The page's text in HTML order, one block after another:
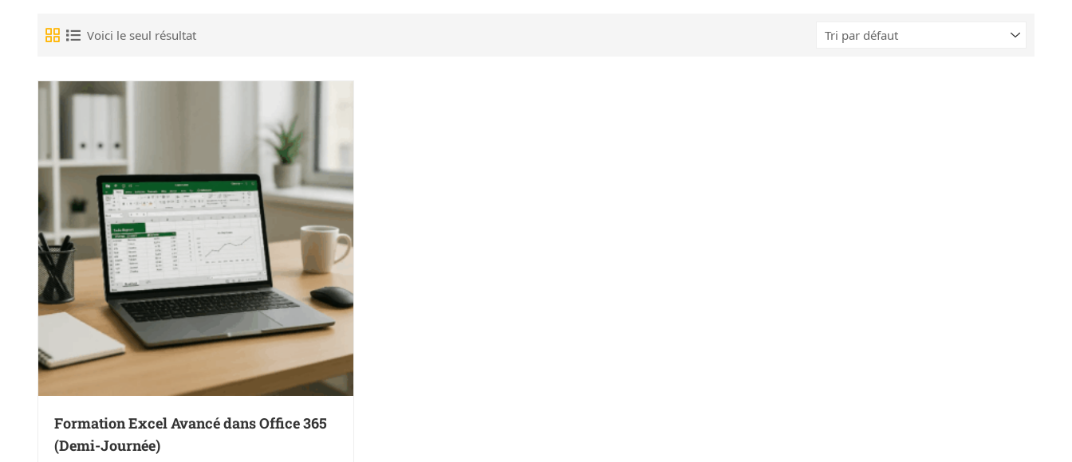
Voici le seul résultat
Formation Excel Avancé dans Office 365
(Demi-Journée)